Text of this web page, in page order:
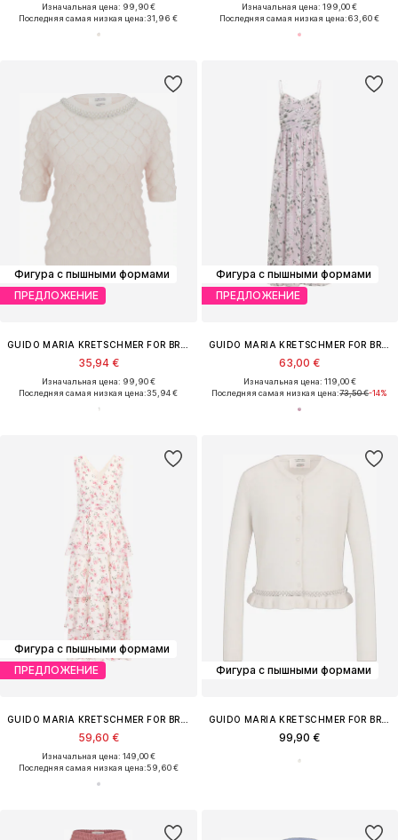
Изначальная цена: 99,90 €
Последняя самая низкая цена:31,96 €
Изначальная цена: 199,00 €
Последняя самая низкая цена:63,60 €
Фигура с пышными формами
ПРЕДЛОЖЕНИЕ
35,94 €
Изначальная цена: 99,90 €
Последняя самая низкая цена:35,94 €
Фигура с пышными формами
ПРЕДЛОЖЕНИЕ
63,00 €
Изначальная цена: 119,00 €
Последняя самая низкая цена:73,50 €-14%
Фигура с пышными формами
ПРЕДЛОЖЕНИЕ
59,60 €
Изначальная цена: 149,00 €
Последняя самая низкая цена:59,60 €
Фигура с пышными формами
99,90 €